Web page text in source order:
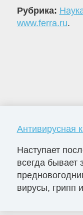
Рубрика:
www.ferra.ru.
Антивирусная
Наступает
всегда бывает
вирусы, грипп